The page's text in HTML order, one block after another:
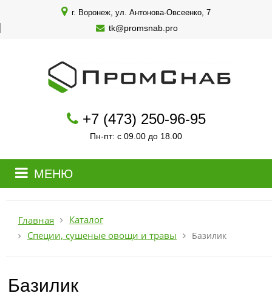
г. Воронеж, ул. Антонова-Овсеенко, 7
tk@promsnab.pro
+7 (473) 250-96-95
Пн-пт: с 09.00 до 18.00
МЕНЮ
Главная
Каталог
Специи, сушеные овощи и травы
Базилик
Базилик